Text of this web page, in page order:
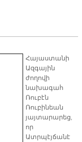
Հայաստանի
Ազգային
ժողովի
նախագահ
Ռուբէն
Ռուբինեան
յայտարարեց,
որ
Ատրպէյճանէ